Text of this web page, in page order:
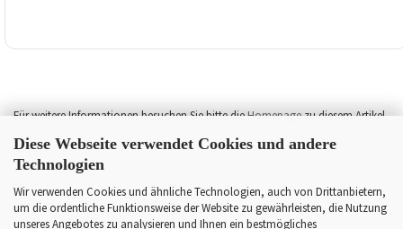
Diese Webseite verwendet Cookies und andere
Technologien
Wir verwenden Cookies und ähnliche Technologien, auch von Drittanbietern,
um die ordentliche Funktionsweise der Website zu gewährleisten, die Nutzung
unseres Angebotes zu analysieren und Ihnen ein bestmögliches
Für weitere Informationen besuchen Sie bitte dieHomepagezu diesem Artikel.